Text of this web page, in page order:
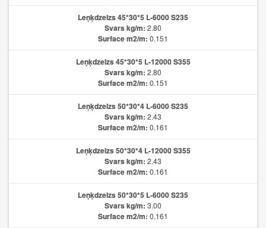
Leņķdzelzs 45*30*5 L-6000 S235
Svars kg/m: 2.80
Surface m2/m: 0.151
Leņķdzelzs 45*30*5 L-12000 S355
Svars kg/m: 2.80
Surface m2/m: 0.151
Leņķdzelzs 50*30*4 L-6000 S235
Svars kg/m: 2.43
Surface m2/m: 0.161
Leņķdzelzs 50*30*4 L-12000 S355
Svars kg/m: 2.43
Surface m2/m: 0.161
Leņķdzelzs 50*30*5 L-6000 S235
Svars kg/m: 3.00
Surface m2/m: 0.161